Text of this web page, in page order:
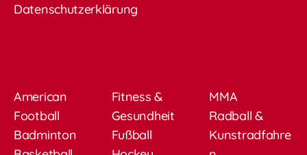
Datenschutzerklärung
American
Football
Badminton
Fitness &
Gesundheit
Fußball
MMA
Radball &
Kunstradfahre